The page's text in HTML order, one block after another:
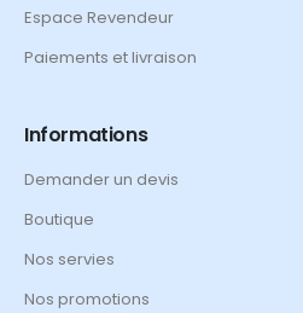
Espace Revendeur
Paiements et livraison
Informations
Demander un devis
Boutique
Nos servies
Nos promotions